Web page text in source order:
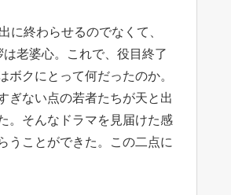
に終わらせるのでなくて、
老婆心。これで、役目終了
クにとって何だったのか。
ぎない点の若者たちが天と出
。そんなドラマを見届けた感
うことができた。この二点に